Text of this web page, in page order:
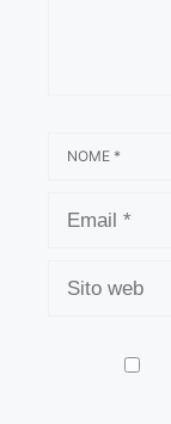
WEB